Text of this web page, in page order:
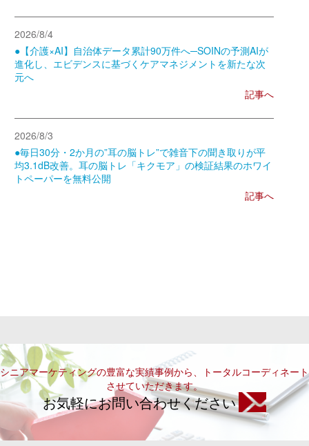
2026/8/4
●【介護×AI】自治体データ累計90万件へ─SOINの予測AIが
進化し、エビデンスに基づくケアマネジメントを新たな次
元へ
記事へ
2026/8/3
●毎日30分・2か月の”耳の脳トレ”で雑音下の聞き取りが平
均3.1dB改善。耳の脳トレ「キクモア」の検証結果のホワイ
トペーパーを無料公開
記事へ
シニアマーケティングの豊富な実績事例から、トータルコーディネート
させていただきます。
お気軽にお問い合わせください